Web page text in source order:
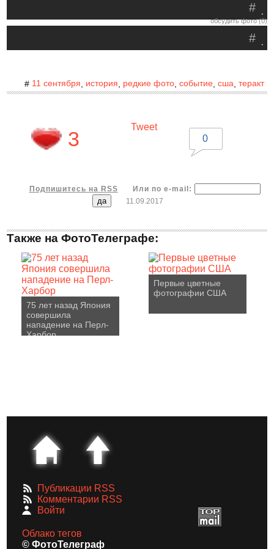
.
#
обсудить фото (0)
.
#
# 11 сентября история редкие фото, событие, сша, теракт
3
Tweet
0
Подпишитесь на RSS
Или по e-mail:
11.09.2017
Также на ФотоТелеграфе:
75 лет назад Япония
совершила
нападение на Перл-
Харбор
Первые цветные
фотографии США
Публикации RSS
Комментарии RSS
Войти
Облако тегов
© ФотоТелеграф